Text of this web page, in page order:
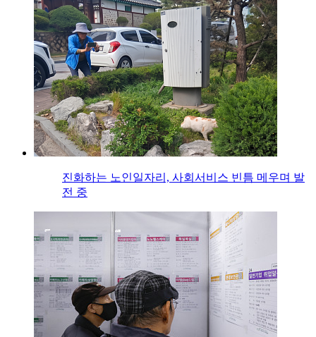
진화하는 노인일자리, 사회서비스 빈틈 메우며 발
전 중